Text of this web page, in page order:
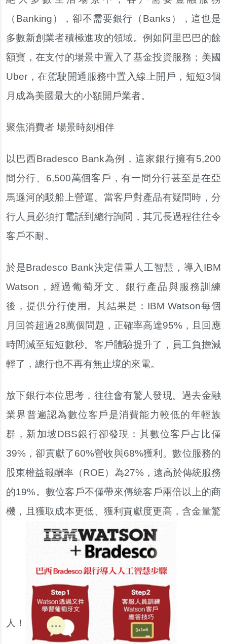
（Banking），卻不需要銀行（Banks），這也是
多數新創業者積極進攻的領域。例如阿里巴巴的餘
額寶，在支付的場景中置入了基金投資服務；美國
Uber，在駕駛開通服務中置入線上開戶，短短3個
月成為美國最大的小額開戶業者。
聚焦消費者 場景時刻相伴
以巴西Bradesco Bank為例，這家銀行擁有5,200
間分行、6,500萬個客戶，有一間分行甚至是在亞
馬遜河的駁船上營運。當客戶對產品有疑問時，分
行人員必須打電話到總行詢問，其冗長過程往往令
客戶不耐。
於是Bradesco Bank決定借重人工智慧，導入IBM
Watson，經過葡萄牙文、銀行產品與服務訓練
後，提供分行使用。其結果是：IBM Watson每個
月回答超過28萬個問題，正確率高達95%，且回應
時間減至短短數秒。客戶體驗提升了，員工負擔減
輕了，總行也不再有無止境的來電。
放下銀行本位思考，往往會有驚人發現。過去金融
業界普遍認為數位客戶是消費能力較低的年輕族
群，新加坡DBS銀行卻發現：其數位客戶占比僅
39%，卻貢獻了60%營收與68%獲利。數位服務的
股東權益報酬率（ROE）為27%，遠高於傳統服務
的19%。數位客戶不僅帶來傳統客戶兩倍以上的商
機，且獲取成本更低、獲利貢獻度更高，含金量驚
人！